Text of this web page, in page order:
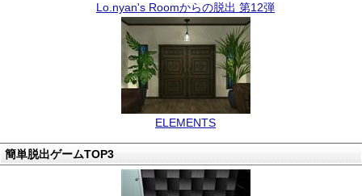
Lo.nyan's Roomからの脱出 第12弾
ELEMENTS
簡単脱出ゲームTOP3